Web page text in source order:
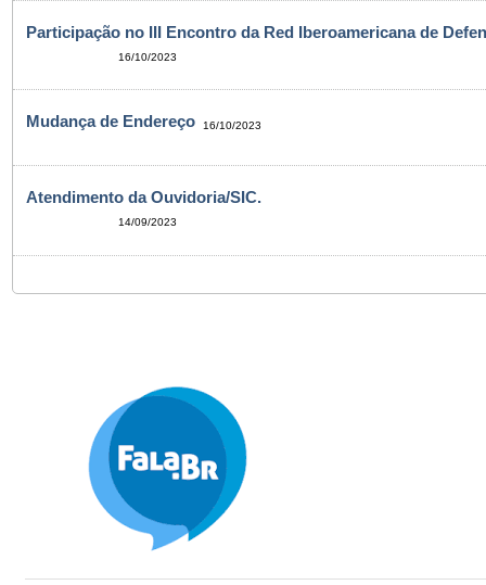
Participação no III Encontro da Red Iberoamericana de
16/10/2023
Mudança de Endereço 16/10/2023
Atendimento da Ouvidoria/SIC.
14/09/2023